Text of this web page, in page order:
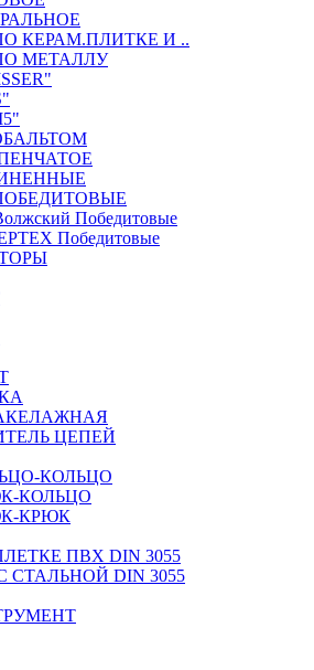
КЕРАМ.ПЛИТКЕ И ..
МЕТАЛЛУ
Победитовые
Победитовые
ЦЕПЕЙ
КОЛЬЦО
КОЛЬЦО
КРЮК
ПВХ DIN 3055
СТАЛЬНОЙ DIN 3055